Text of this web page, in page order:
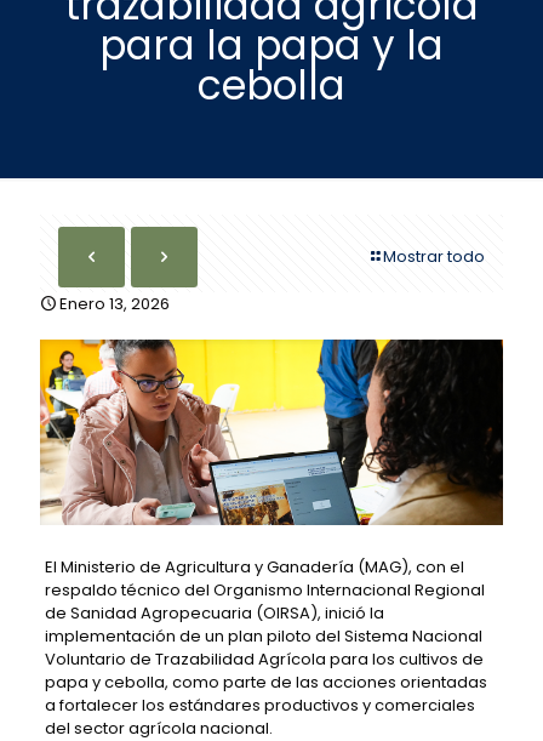
para la papa y la
cebolla
Mostrar todo
Enero 13, 2026
El Ministerio de Agricultura y Ganadería (MAG), con el
respaldo técnico del Organismo Internacional Regional
de Sanidad Agropecuaria (OIRSA), inició la
implementación de un plan piloto del Sistema Nacional
Voluntario de Trazabilidad Agrícola para los cultivos de
papa y cebolla, como parte de las acciones orientadas
a fortalecer los estándares productivos y comerciales
del sector agrícola nacional.